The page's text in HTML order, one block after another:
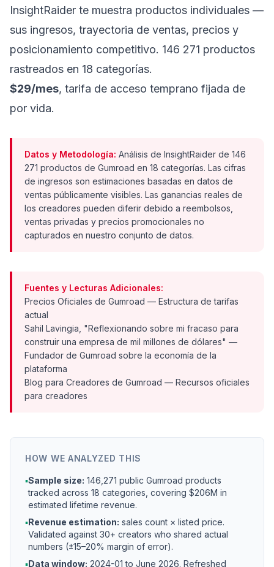
InsightRaider te muestra productos individuales —
sus ingresos, trayectoria de ventas, precios y
posicionamiento competitivo. 146 271 productos
rastreados en 18 categorías.
$29/mes, tarifa de acceso temprano fijada de
por vida.
Datos y Metodología: Análisis de InsightRaider de 146
271 productos de Gumroad en 18 categorías. Las cifras
de ingresos son estimaciones basadas en datos de
ventas públicamente visibles. Las ganancias reales de
los creadores pueden diferir debido a reembolsos,
ventas privadas y precios promocionales no
capturados en nuestro conjunto de datos.
Fuentes y Lecturas Adicionales:
Precios Oficiales de Gumroad — Estructura de tarifas
actual
Sahil Lavingia, "Reflexionando sobre mi fracaso para
construir una empresa de mil millones de dólares" —
Fundador de Gumroad sobre la economía de la
plataforma
Blog para Creadores de Gumroad — Recursos oficiales
para creadores
HOW WE ANALYZED THIS
▪Sample size: 146,271 public Gumroad products
tracked across 18 categories, covering $206M in
estimated lifetime revenue.
▪Revenue estimation: sales count × listed price.
Validated against 30+ creators who shared actual
numbers (±15–20% margin of error).
▪Data window: 2024-01 to June 2026. Refreshed